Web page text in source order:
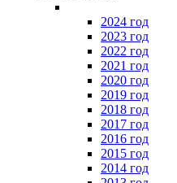
2024 год
2023 год
2022 год
2021 год
2020 год
2019 год
2018 год
2017 год
2016 год
2015 год
2014 год